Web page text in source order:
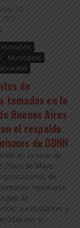
30
Municipios
de
tomadas en la
Buenos Aires
el respaldo
de DDHH
en la sede de
Plaza de Mayo,
de
repudiaron
de
a estudiantes y
por e...